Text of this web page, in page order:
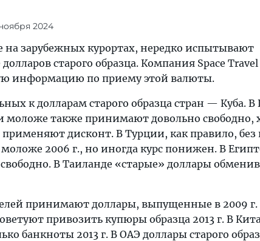
ноября 2024
зарубежных курортах, нередко испытывают
старого образца. Компания Space Travel
информацию по приему этой валюты.
к долларам старого образца стран — Куба.
моложе также принимают довольно свободно,
дисконт. В Турции, как правило, без
2006 г., но иногда курс понижен. В
В Таиланде «старые» доллары
принимают доллары, выпущенные в 2009 г.
привозить купюры образца 2013 г. В
банкноты 2013 г. В ОАЭ доллары старого